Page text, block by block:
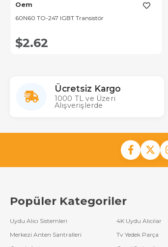
Oem
60N60 TO-247 IGBT Transistör
$2.62
Ücretsiz Kargo
1000 TL ve Üzeri
Alışverişlerde
Popüler Kategoriler
Uydu Alıcı Sistemleri 4K Uydu Alıcılar
Merkezi Anten Santralleri
Tv Yedek Parça